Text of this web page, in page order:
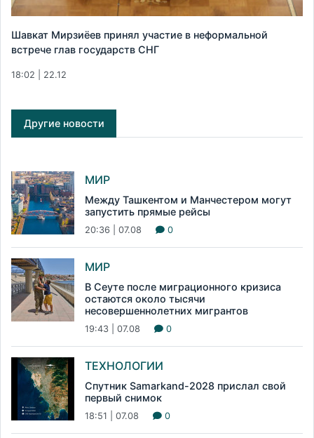
Шавкат Мирзиёев принял участие в неформальной
встрече глав государств СНГ
18:02 | 22.12
Другие новости
МИР
Между Ташкентом и Манчестером могут
запустить прямые рейсы
20:36 | 07.08 0
МИР
В Сеуте после миграционного кризиса
остаются около тысячи
несовершеннолетних мигрантов
19:43 | 07.08 0
ТЕХНОЛОГИИ
Спутник Samarkand-2028 прислал свой
первый снимок
18:51 | 07.08 0